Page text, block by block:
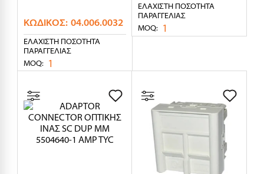
ΚΩΔΙΚΌΣ: 04.006.0032
ΕΛΆΧΙΣΤΗ ΠΟΣΌΤΗΤΑ
ΠΑΡΑΓΓΕΛΊΑΣ
MOQ: 1
ΕΛΆΧΙΣΤΗ ΠΟΣΌΤΗΤΑ
ΠΑΡΑΓΓΕΛΊΑΣ
MOQ: 1